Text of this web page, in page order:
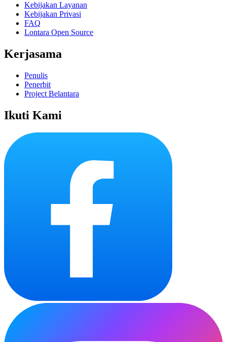
Kebijakan Layanan
Kebijakan Privasi
FAQ
Lontara Open Source
Kerjasama
Penulis
Penerbit
Project Belantara
Ikuti Kami